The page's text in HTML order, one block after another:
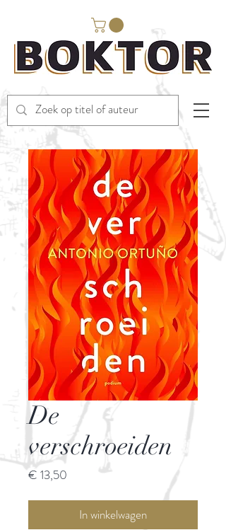
De
verschroeiden
€ 13,50
In winkelwagen